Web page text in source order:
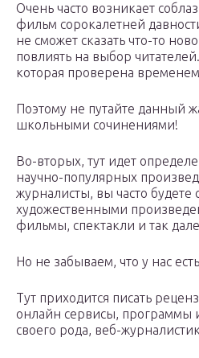
Очень часто возникает
фильм сорокалетней
не сможет сказать что-то
повлиять на выбор
которая проверена
Поэтому не путайте данный
школьными сочинениями!
Во-вторых, тут идет
научно-популярных
журналисты, вы часто будете
художественными
фильмы, спектакли и так
Но не забываем, что у нас
Тут приходится писать
онлайн сервисы, программы
своего рода, веб-